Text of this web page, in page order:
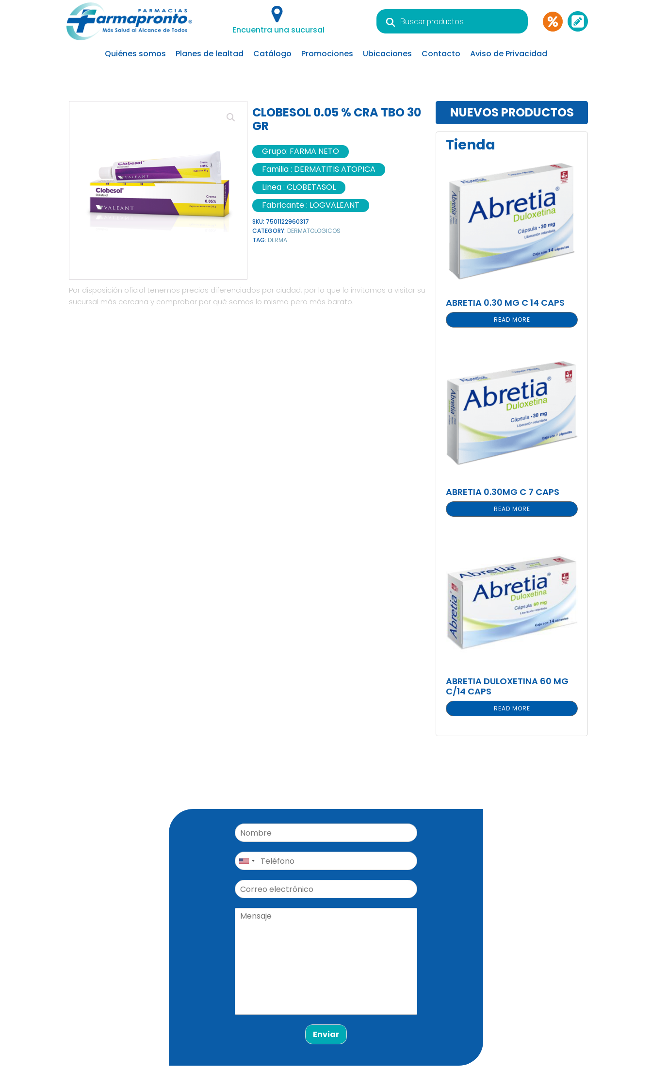
Encuentra una sucursal
Búsqueda
de
productos
Quiénes somos Planes de lealtad Catálogo Promociones Ubicaciones Contacto Aviso de Privacidad
CLOBESOL 0.05 % CRA TBO 30
GR
Grupo: FARMA NETO
Familia : DERMATITIS ATOPICA
Linea : CLOBETASOL
Fabricante : LOGVALEANT
SKU: 7501122960317
CATEGORY: DERMATOLOGICOS
TAG: DERMA
Por disposición oficial tenemos precios diferenciados por ciudad, por lo que lo invitamos a visitar su
sucursal más cercana y comprobar por qué somos lo mismo pero más barato.
NUEVOS PRODUCTOS
Tienda
ABRETIA 0.30 MG C 14 CAPS
READ MORE
ABRETIA 0.30MG C 7 CAPS
READ MORE
ABRETIA DULOXETINA 60 MG
C/14 CAPS
READ MORE
Enviar